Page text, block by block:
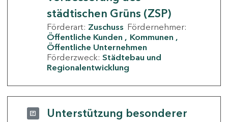
städtischen Grüns (ZSP)
Förderart: Zuschuss Fördernehmer:
Öffentliche Kunden
Kommunen
Öffentliche Unternehmen
Förderzweck: Städtebau und
Regionalentwicklung
Unterstützung besonderer